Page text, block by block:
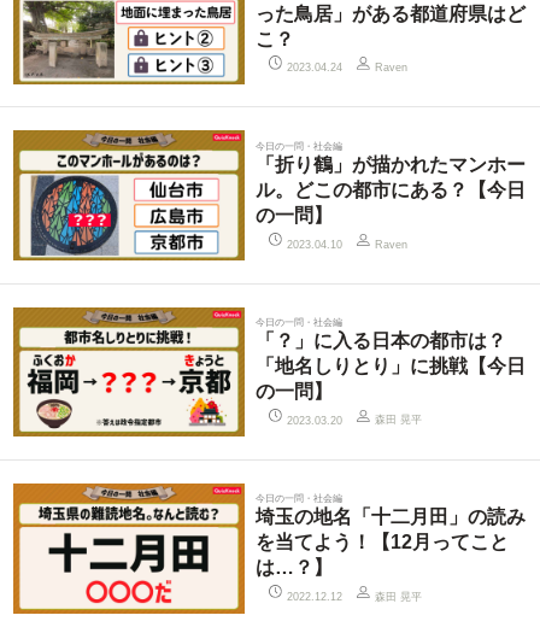
った鳥居」がある都道府県はど
こ？
2023.04.24 Raven
今日の一問・社会編
「折り鶴」が描かれたマンホー
ル。どこの都市にある？【今日
の一問】
2023.04.10 Raven
今日の一問・社会編
「？」に入る日本の都市は？
「地名しりとり」に挑戦【今日
の一問】
2023.03.20 森田 晃平
今日の一問・社会編
埼玉の地名「十二月田」の読み
を当てよう！【12月ってこと
は…？】
2022.12.12 森田 晃平